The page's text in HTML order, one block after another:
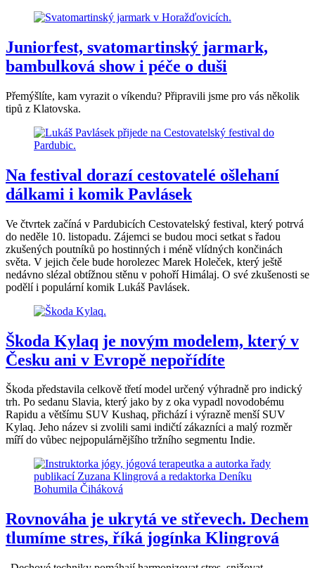
Juniorfest, svatomartinský jarmark,
bambulková show i péče o duši
Přemýšlíte, kam vyrazit o víkendu? Připravili jsme pro vás několik
tipů z Klatovska.
Na festival dorazí cestovatelé ošlehaní
dálkami i komik Pavlásek
Ve čtvrtek začíná v Pardubicích Cestovatelský festival, který potrvá
do neděle 10. listopadu. Zájemci se budou moci setkat s řadou
zkušených poutníků po hostinných i méně vlídných končinách
světa. V jejich čele bude horolezec Marek Holeček, který ještě
nedávno slézal obtížnou stěnu v pohoří Himálaj. O své zkušenosti se
podělí i populární komik Lukáš Pavlásek.
Škoda Kylaq je novým modelem, který v
Česku ani v Evropě nepořídíte
Škoda představila celkově třetí model určený výhradně pro indický
trh. Po sedanu Slavia, který jako by z oka vypadl novodobému
Rapidu a většímu SUV Kushaq, přichází i výrazně menší SUV
Kylaq. Jeho název si zvolili sami indičtí zákazníci a malý rozměr
míří do vůbec nejpopulárnějšího tržního segmentu Indie.
Rovnováha je ukrytá ve střevech. Dechem
tlumíme stres, říká jogínka Klingrová